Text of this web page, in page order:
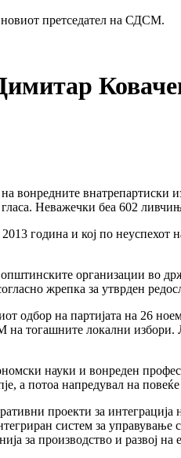
претседател на СДСМ.
внатрепартиски
Неважечки беа 602
година и кој по неуспехот
организации во
жрепка за утврден
одбор на партијата на 26
тогашните локални
науки и вонреден
а потоа напредувал на
проекти за
систем за
за производство и развој